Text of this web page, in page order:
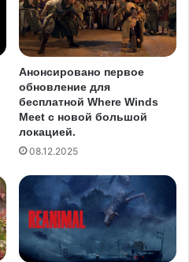
Анонсировано первое
обновление для
бесплатной Where Winds
Meet с новой большой
локацией.
08.12.2025